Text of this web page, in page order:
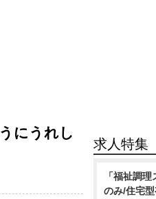
にうれし
求人特集
「福祉調
のみ/住宅